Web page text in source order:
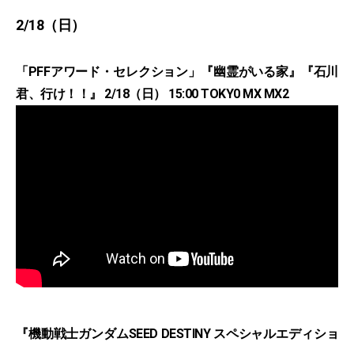
2/18（日）
「PFFアワード・セレクション」『幽霊がいる家』『石川
君、行け！！』 2/18（日） 15:00 TOKY0 MX MX2
『機動戦士ガンダムSEED DESTINY スペシャルエディショ